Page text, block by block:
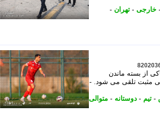
- خارجی - تهران -
از بسته ماندن
اتفاقی مثبت تلقی می شود. -
- تیم - دوستانه - متوالی